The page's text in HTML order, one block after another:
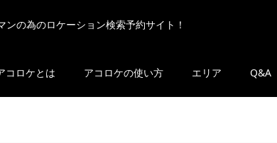
ンの為のロケーション検索予約サイト！
コロケとは アコロケの使い方 エリア Q&A